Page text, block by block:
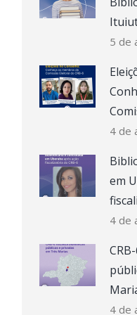
5 de
4 de
em
4 de
4 de